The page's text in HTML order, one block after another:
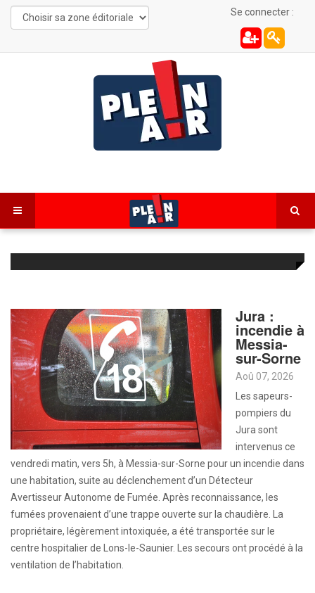
Se connecter :
Jura :
incendie à
Messia-
sur-Sorne
Aoû 07, 2026
Les sapeurs-
pompiers du
Jura sont
intervenus ce
vendredi matin, vers 5h, à Messia-sur-Sorne pour un incendie dans
une habitation, suite au déclenchement d’un Détecteur
Avertisseur Autonome de Fumée. Après reconnaissance, les
fumées provenaient d’une trappe ouverte sur la chaudière. La
propriétaire, légèrement intoxiquée, a été transportée sur le
centre hospitalier de Lons-le-Saunier. Les secours ont procédé à la
ventilation de l’habitation.